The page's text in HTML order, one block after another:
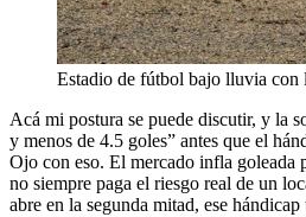
Estadio de fútbol bajo lluvia con
Acá mi postura se puede discutir, y la
y menos de 4.5 goles” antes que el
Ojo con eso. El mercado infla goleada
no siempre paga el riesgo real de un
abre en la segunda mitad, ese